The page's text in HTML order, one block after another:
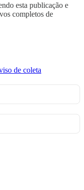
esta publicação e
completos de
de coleta